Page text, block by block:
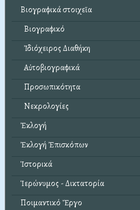
Βιογραφικά στοιχεῖα
Βιογραφικό
Ἰδιόχειρος Διαθήκη
Αὐτοβιογραφικά
Προσωπικότητα
Νεκρολογίες
Ἐκλογή
Ἐκλογή Ἐπισκόπων
Ἱστορικά
Ἱερώνυμος - Δικτατορία
Ποιμαντικό Ἔργο